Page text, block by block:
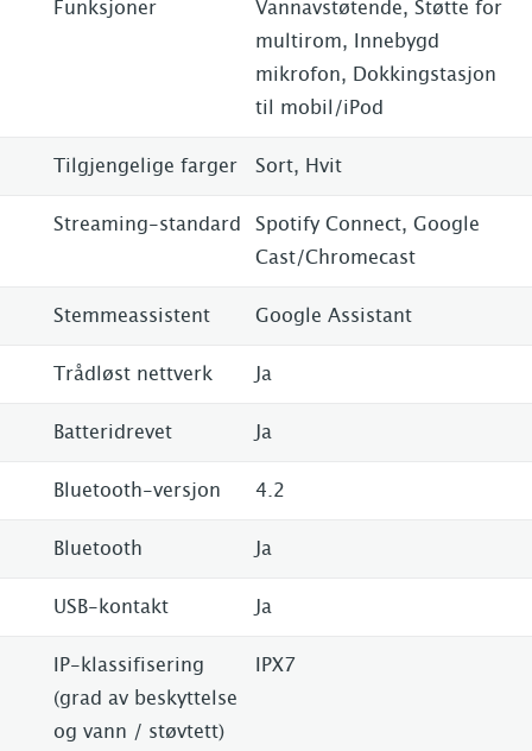
Funksjoner
Vannavstøtende, Støtte for
multirom, Innebygd
mikrofon, Dokkingstasjon
til mobil/iPod
Tilgjengelige farger Sort, Hvit
Streaming-standard
Spotify Connect, Google
Cast/Chromecast
Stemmeassistent Google Assistant
Trådløst nettverk Ja
Batteridrevet Ja
Bluetooth-versjon 4.2
Bluetooth Ja
USB-kontakt Ja
IP-klassifisering
(grad av beskyttelse
og vann / støvtett)
IPX7